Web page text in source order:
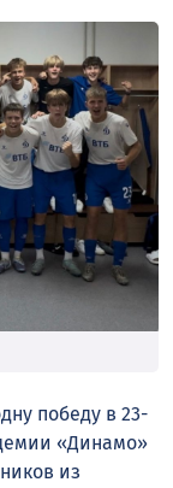
победу в 23-
«Динамо»
из